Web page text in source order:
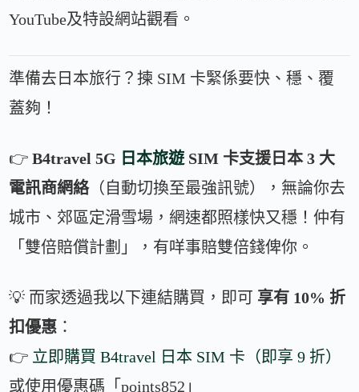
YouTube及特設網站觀看。
準備去日本旅行？揀 SIM 卡緊係要快、穩、覆
蓋夠！
👉B4travel 5G 日本旅遊 SIM 卡支援日本 3 大
電訊商網絡（自動切換至最強訊號），無論你去
城市、郊區定滑雪場，網速都照樣快又穩！仲有
「雙倍賠償計劃」，有咩事賠雙倍錢俾你。
💡 而家透過我以下連結購買，即可 享有 10% 折
扣優惠 ：
👉 立即購買 B4travel 日本 SIM 卡（即享 9 折）
或使用優惠碼「points852」